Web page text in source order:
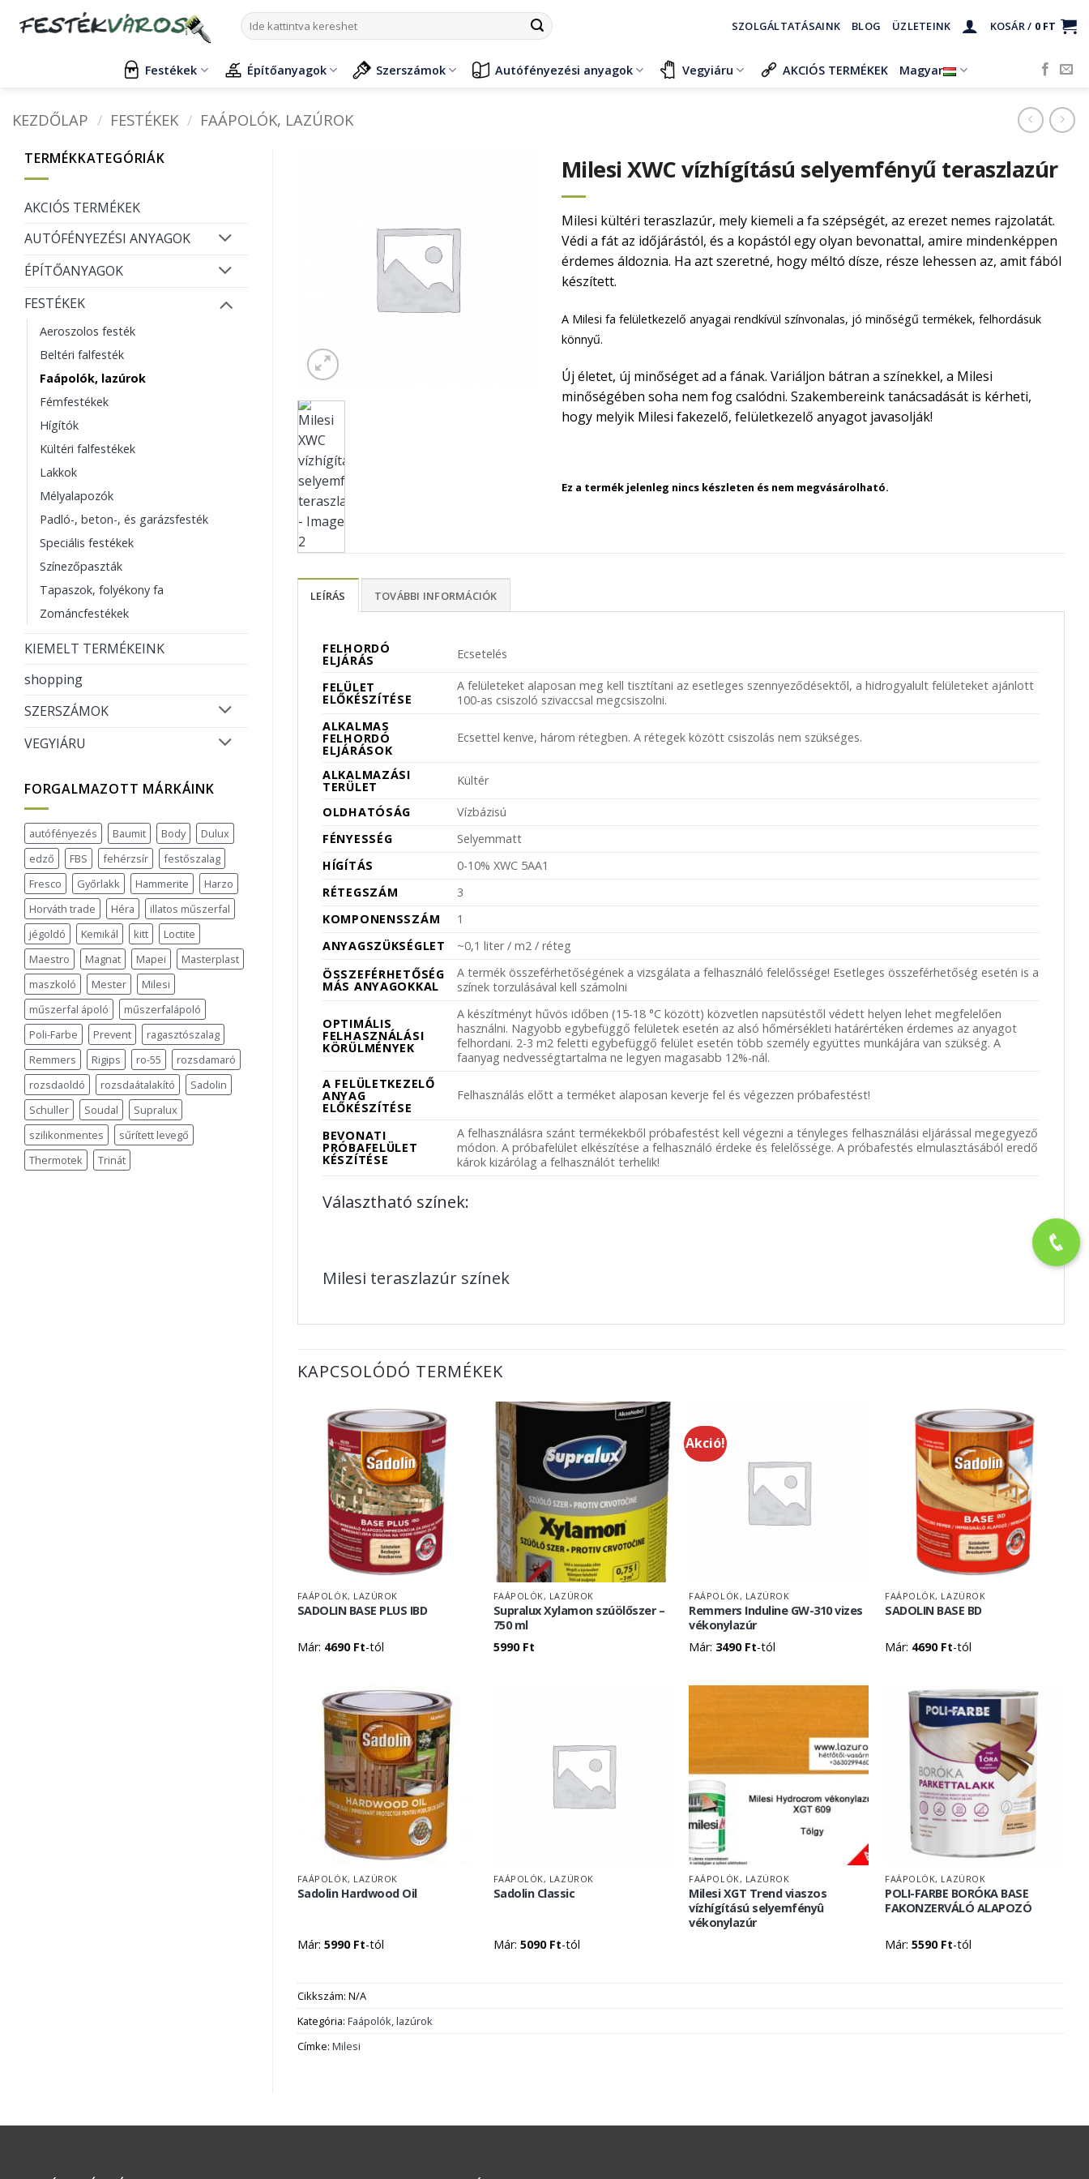
Keresés
a
SZOLGÁLTATÁSAINK BLOG ÜZLETEINK KOSÁR / 0 FT
Festékek Építőanyagok Szerszámok Autófényezési anyagok Vegyiáru AKCIÓS TERMÉKEK Magyar
KEZDŐLAP / FESTÉKEK / FAÁPOLÓK, LAZÚROK
TERMÉKKATEGÓRIÁK
AKCIÓS TERMÉKEK
AUTÓFÉNYEZÉSI ANYAGOK
ÉPÍTŐANYAGOK
FESTÉKEK
Aeroszolos festék
Beltéri falfesték
Faápolók, lazúrok
Fémfestékek
Hígítók
Kültéri falfestékek
Lakkok
Mélyalapozók
Padló-, beton-, és garázsfesték
Speciális festékek
Színezőpaszták
Tapaszok, folyékony fa
Zománcfestékek
KIEMELT TERMÉKEINK
shopping
SZERSZÁMOK
VEGYIÁRU
FORGALMAZOTT MÁRKÁINK
autófényezés Baumit Body
Dulux
edző
FBS fehérzsír
festőszalag
Fresco
Győrlakk Hammerite
Harzo
Horváth trade
Héra
illatos műszerfal
jégoldó
Kemikál kitt
Loctite
Maestro
Magnat Mapei
Masterplast
maszkoló
Mester
Milesi
műszerfal ápoló
műszerfalápoló
Poli-Farbe
Prevent
ragasztószalag
Remmers
Rigips ro-55
rozsdamaró
rozsdaoldó
rozsdaátalakító
Sadolin
Schuller
Soudal
Supralux
szilikonmentes
sűrített levegő
Thermotek
Trinát
Milesi XWC vízhígítású selyemfényű teraszlazúr
Milesi kültéri teraszlazúr, mely kiemeli a fa szépségét, az erezet nemes rajzolatát.
Védi a fát az időjárástól, és a kopástól egy olyan bevonattal, amire mindenképpen
érdemes áldoznia. Ha azt szeretné, hogy méltó dísze, része lehessen az, amit fából
készített.
A Milesi fa felületkezelő anyagai rendkívül színvonalas, jó minőségű termékek, felhordásuk
könnyű.
Új életet, új minőséget ad a fának. Variáljon bátran a színekkel, a Milesi
minőségében soha nem fog csalódni. Szakembereink tanácsadását is kérheti,
hogy melyik Milesi fakezelő, felületkezelő anyagot javasolják!
Ez a termék jelenleg nincs készleten és nem megvásárolható.
LEÍRÁS TOVÁBBI INFORMÁCIÓK
FELHORDÓ
ELJÁRÁS Ecsetelés
FELÜLET
ELŐKÉSZÍTÉSE
A felületeket alaposan meg kell tisztítani az esetleges szennyeződésektől, a hidrogyalult felületeket ajánlott
100-as csiszoló szivaccsal megcsiszolni.
ALKALMAS
FELHORDÓ
ELJÁRÁSOK
Ecsettel kenve, három rétegben. A rétegek között csiszolás nem szükséges.
ALKALMAZÁSI
TERÜLET Kültér
OLDHATÓSÁG
Vízbázisú
FÉNYESSÉG
Selyemmatt
HÍGÍTÁS
0-10% XWC 5AA1
RÉTEGSZÁM
3
KOMPONENSSZÁM
1
ANYAGSZÜKSÉGLET
~0,1 liter / m2 / réteg
ÖSSZEFÉRHETŐSÉG
MÁS ANYAGOKKAL
A termék összeférhetőségének a vizsgálata a felhasználó felelőssége! Esetleges összeférhetőség esetén is a
színek torzulásával kell számolni
OPTIMÁLIS
FELHASZNÁLÁSI
KÖRÜLMÉNYEK
A készítményt hűvös időben (15-18 °C között) közvetlen napsütéstől védett helyen lehet megfelelően
használni. Nagyobb egybefüggő felületek esetén az alsó hőmérsékleti határértéken érdemes az anyagot
felhordani. 2-3 m2 feletti egybefüggő felület esetén több személy együttes munkájára van szükség. A
faanyag nedvességtartalma ne legyen magasabb 12%-nál.
A FELÜLETKEZELŐ
ANYAG
ELŐKÉSZÍTÉSE
Felhasználás előtt a terméket alaposan keverje fel és végezzen próbafestést!
BEVONATI
PRÓBAFELÜLET
KÉSZÍTÉSE
A felhasználásra szánt termékekből próbafestést kell végezni a tényleges felhasználási eljárással megegyező
módon. A próbafelület elkészítése a felhasználó érdeke és felelőssége. A próbafestés elmulasztásából eredő
károk kizárólag a felhasználót terhelik!
Választható színek:
Milesi teraszlazúr színek
KAPCSOLÓDÓ TERMÉKEK
FAÁPOLÓK, LAZÚROK
SADOLIN BASE PLUS IBD
Már: 4690 Ft-tól
FAÁPOLÓK, LAZÚROK
Supralux Xylamon szúölőszer –
750 ml
5990 Ft
Akció!
FAÁPOLÓK, LAZÚROK
Remmers Induline GW-310 vizes
vékonylazúr
Már: 3490 Ft-tól
FAÁPOLÓK, LAZÚROK
SADOLIN BASE BD
Már: 4690 Ft-tól
FAÁPOLÓK, LAZÚROK
Sadolin Hardwood Oil
Már: 5990 Ft-tól
FAÁPOLÓK, LAZÚROK
Sadolin Classic
Már: 5090 Ft-tól
FAÁPOLÓK, LAZÚROK
Milesi XGT Trend viaszos
vízhígítású selyemfényû
vékonylazúr
FAÁPOLÓK, LAZÚROK
POLI-FARBE BORÓKA BASE
FAKONZERVÁLÓ ALAPOZÓ
Már:5590 Ft-tól
Cikkszám: N/A
Kategória: Faápolók, lazúrok
Címke: Milesi